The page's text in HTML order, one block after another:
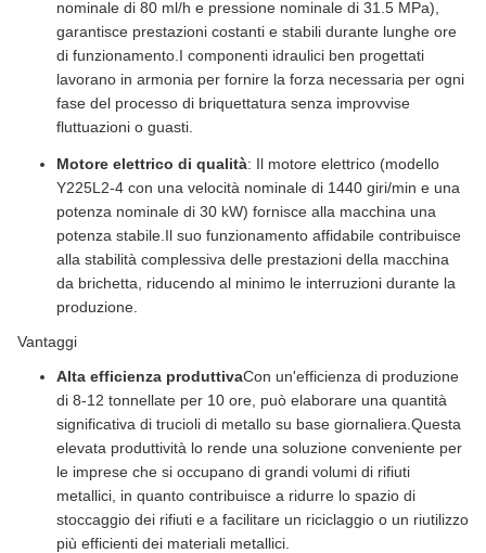
nominale di 80 ml/h e pressione nominale di 31.5 MPa),
garantisce prestazioni costanti e stabili durante lunghe ore
di funzionamento.I componenti idraulici ben progettati
lavorano in armonia per fornire la forza necessaria per ogni
fase del processo di briquettatura senza improvvise
fluttuazioni o guasti.
Motore elettrico di qualità: Il motore elettrico (modello
Y225L2-4 con una velocità nominale di 1440 giri/min e una
potenza nominale di 30 kW) fornisce alla macchina una
potenza stabile.Il suo funzionamento affidabile contribuisce
alla stabilità complessiva delle prestazioni della macchina
da brichetta, riducendo al minimo le interruzioni durante la
produzione.
Vantaggi
Alta efficienza produttivaCon un'efficienza di produzione
di 8-12 tonnellate per 10 ore, può elaborare una quantità
significativa di trucioli di metallo su base giornaliera.Questa
elevata produttività lo rende una soluzione conveniente per
le imprese che si occupano di grandi volumi di rifiuti
metallici, in quanto contribuisce a ridurre lo spazio di
stoccaggio dei rifiuti e a facilitare un riciclaggio o un riutilizzo
più efficienti dei materiali metallici.